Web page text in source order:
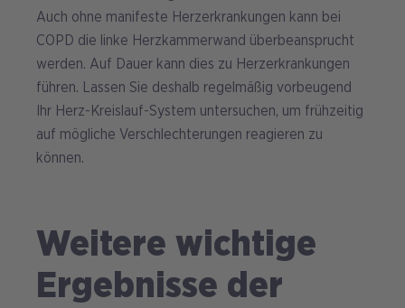
Auch ohne manifeste Herzerkrankungen kann bei
COPD die linke Herzkammerwand überbeansprucht
werden. Auf Dauer kann dies zu Herzerkrankungen
führen. Lassen Sie deshalb regelmäßig vorbeugend
Ihr Herz-Kreislauf-System untersuchen, um frühzeitig
auf mögliche Verschlechterungen reagieren zu
können.
Weitere wichtige
Ergebnisse der